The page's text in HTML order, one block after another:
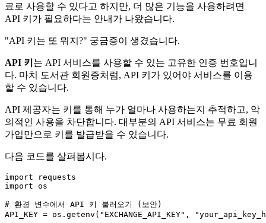
료로 사용할 수 있다고 하지만, 더 많은 기능을 사용하려면
API 키가 필요하다는 안내가 나왔습니다.
"API 키는 또 뭐지?" 궁금증이 생겼습니다.
API 키 는 API 서비스를 사용할 수 있는 고유한 인증 번호입니
다. 마치 도서관 회원증처럼, API 키가 있어야 서비스를 이용
할 수 있습니다.
API 제공자는 키를 통해 누가 얼마나 사용하는지 추적하고, 악
의적인 사용을 차단합니다. 대부분의 API 서비스는 무료 회원
가입만으로 키를 발급받을 수 있습니다.
다음 코드를 살펴봅시다.
import
import os
# 환경 변수에서 API 키 불러오기 (보안)
API_KEY = os.getenv( "EXCHANGE_API_KEY" ,